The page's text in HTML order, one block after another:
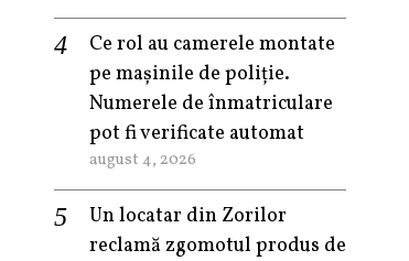
Ce rol au camerele montate
pe mașinile de poliție.
Numerele de înmatriculare
pot fi verificate automat
august 4, 2026
Un locatar din Zorilor
reclamă zgomotul produs de